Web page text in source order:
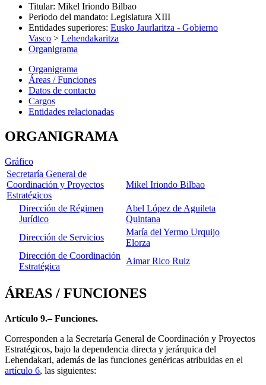
Titular: Mikel Iriondo Bilbao
Periodo del mandato: Legislatura XIII
Entidades superiores: Eusko Jaurlaritza - Gobierno
Vasco > Lehendakaritza
Organigrama
Organigrama
Áreas / Funciones
Datos de contacto
Cargos
Entidades relacionadas
ORGANIGRAMA
Gráfico
Secretaría General de
Coordinación y Proyectos
Estratégicos
Mikel Iriondo Bilbao
Dirección de Régimen
Jurídico
Abel López de Aguileta
Quintana
Dirección de Servicios
María del Yermo Urquijo
Elorza
Dirección de Coordinación
Estratégica
Aimar Rico Ruiz
ÁREAS / FUNCIONES
Artículo 9.– Funciones.
Corresponden a la Secretaría General de Coordinación y Proyectos
Estratégicos, bajo la dependencia directa y jerárquica del
Lehendakari, además de las funciones genéricas atribuidas en el
artículo 6, las siguientes: